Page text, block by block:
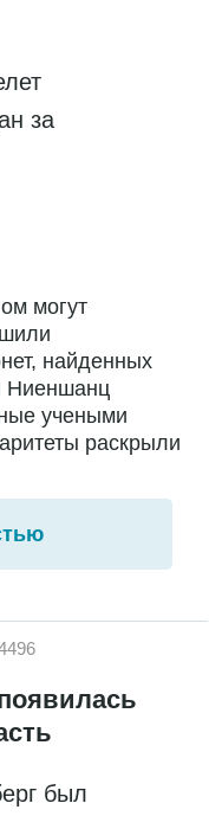
за
могут
найденных
Ниеншанц
учеными
раскрыли
был